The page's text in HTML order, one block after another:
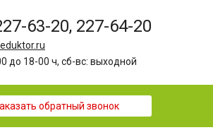
63-20, 227-64-20
до 18-00 ч, сб-вс: выходной
обратный звонок